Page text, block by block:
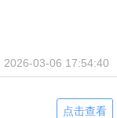
943款应用
2026-03-06 17:54:40
点击查看